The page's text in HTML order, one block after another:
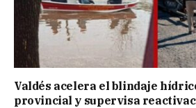
Valdés acelera el blindaje
provincial y supervisa